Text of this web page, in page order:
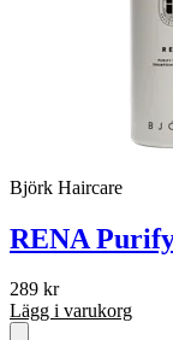
Björk Haircare
RENA
289 kr
Lägg i varukorg